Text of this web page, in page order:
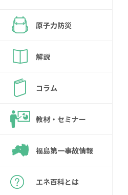
原子力防災
解説
コラム
教材・セミナー
福島第一事故情報
エネ百科とは